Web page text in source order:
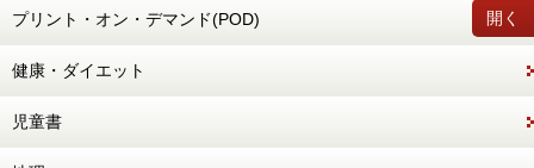
開く
プリント・オン・デマンド(POD)
健康・ダイエット
児童書